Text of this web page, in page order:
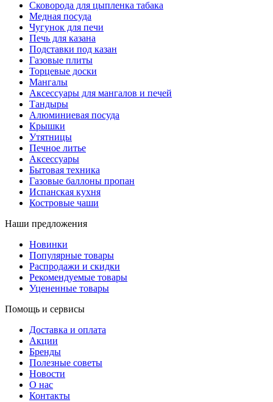
Сковорода для цыпленка табака
Медная посуда
Чугунок для печи
Печь для казана
Подставки под казан
Газовые плиты
Торцевые доски
Мангалы
Аксессуары для мангалов и печей
Тандыры
Алюминиевая посуда
Крышки
Утятницы
Печное литье
Аксессуары
Бытовая техника
Газовые баллоны пропан
Испанская кухня
Костровые чаши
Наши предложения
Новинки
Популярные товары
Распродажи и скидки
Рекомендуемые товары
Уцененные товары
Помощь и сервисы
Доставка и оплата
Акции
Бренды
Полезные советы
Новости
О нас
Контакты